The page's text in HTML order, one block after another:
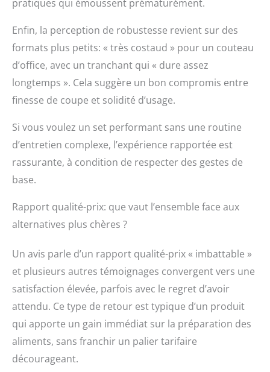
pratiques qui émoussent prématurément.
Enfin, la perception de robustesse revient sur des
formats plus petits: « très costaud » pour un couteau
d’office, avec un tranchant qui « dure assez
longtemps ». Cela suggère un bon compromis entre
finesse de coupe et solidité d’usage.
Si vous voulez un set performant sans une routine
d’entretien complexe, l’expérience rapportée est
rassurante, à condition de respecter des gestes de
base.
Rapport qualité-prix: que vaut l’ensemble face aux
alternatives plus chères ?
Un avis parle d’un rapport qualité-prix « imbattable »
et plusieurs autres témoignages convergent vers une
satisfaction élevée, parfois avec le regret d’avoir
attendu. Ce type de retour est typique d’un produit
qui apporte un gain immédiat sur la préparation des
aliments, sans franchir un palier tarifaire
décourageant.